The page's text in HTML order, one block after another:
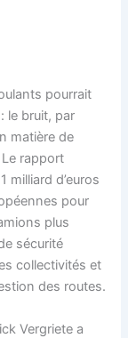
pourrait
le bruit, par
matière de
rapport
milliard d’euros
pour
plus
sécurité
collectivités et
des routes.
Vergriete a